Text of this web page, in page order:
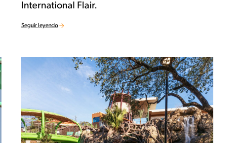
International Flair.
Seguir leyendo